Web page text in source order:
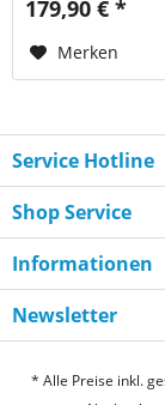
179,90 € *
Merken
Service Hotline
Shop Service
Informationen
Newsletter
* Alle Preise inkl.